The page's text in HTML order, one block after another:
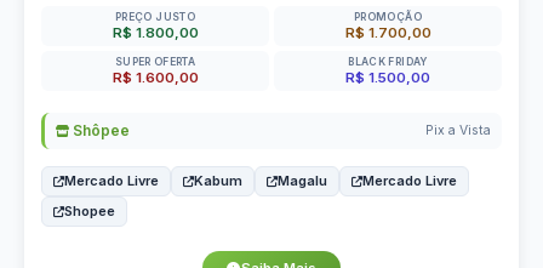
PREÇO JUSTO
R$ 1.800,00
PROMOÇÃO
R$ 1.700,00
SUPER OFERTA
R$ 1.600,00
BLACK FRIDAY
R$ 1.500,00
Shôpee Pix a Vista
Mercado Livre Kabum Magalu
Mercado Livre
Shopee